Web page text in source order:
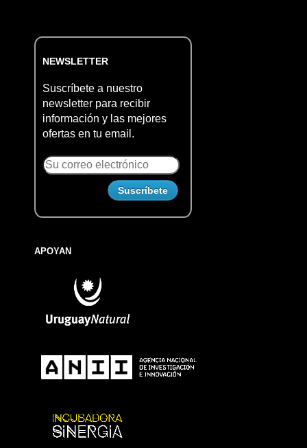
NEWSLETTER
Suscríbete a nuestro
newsletter para recibir
información y las mejores
ofertas en tu email.
APOYAN